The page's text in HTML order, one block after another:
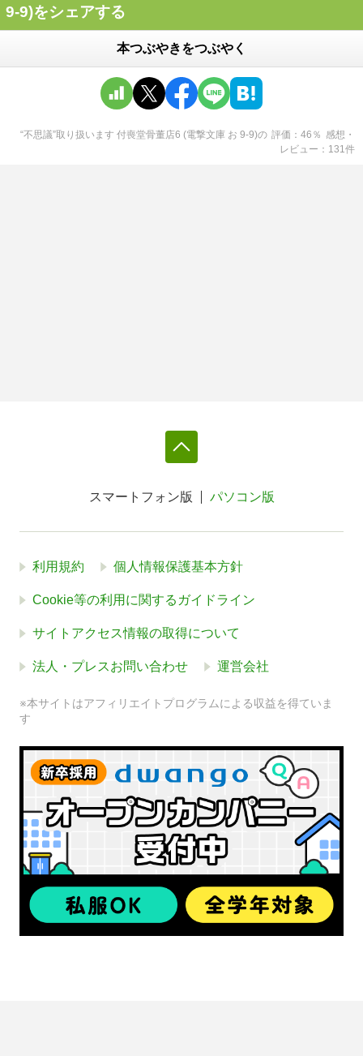
9-9)をシェアする
本つぶやきをつぶやく
“不思議”取り扱います 付喪堂骨董店6 (電撃文庫 お 9-9)の 評価 46 ％ 感想・
レビュー
131件
スマートフォン版 パソコン版
利用規約 個人情報保護基本方針
Cookie等の利用に関するガイドライン
サイトアクセス情報の取得について
法人・プレスお問い合わせ 運営会社
※本サイトはアフィリエイトプログラムによる収益を得ていま
す